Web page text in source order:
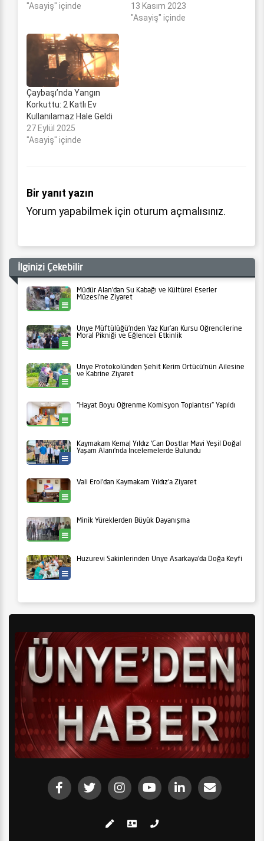
"Asayiş" içinde
13 Kasım 2023
"Asayiş" içinde
Çaybaşı’nda Yangın
Korkuttu: 2 Katlı Ev
Kullanılamaz Hale Geldi
27 Eylül 2025
"Asayiş" içinde
Bir yanıt yazın
Yorum yapabilmek için oturum açmalısınız.
İlginizi Çekebilir
Müdür Alan’dan Su Kabağı ve Kültürel Eserler
Müzesi’ne Ziyaret
Ünye Müftülüğü’nden Yaz Kur’an Kursu Öğrencilerine
Moral Pikniği ve Eğlenceli Etkinlik
Ünye Protokolünden Şehit Kerim Örtücü’nün Ailesine
ve Kabrine Ziyaret
“Hayat Boyu Öğrenme Komisyon Toplantısı” Yapıldı
Kaymakam Kemal Yıldız ‘Can Dostlar Mavi Yeşil Doğal
Yaşam Alanı’nda İncelemelerde Bulundu
Vali Erol’dan Kaymakam Yıldız’a Ziyaret
Minik Yüreklerden Büyük Dayanışma
Huzurevi Sakinlerinden Ünye Asarkaya’da Doğa Keyfi